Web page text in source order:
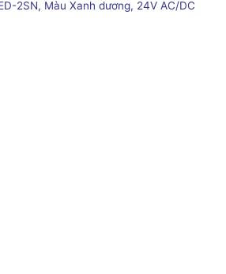
2SN, Màu Xanh dương, 24V AC/DC